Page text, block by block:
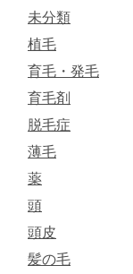
未分類
植毛
育毛・発毛
育毛剤
脱毛症
薄毛
薬
頭
頭皮
髪の毛